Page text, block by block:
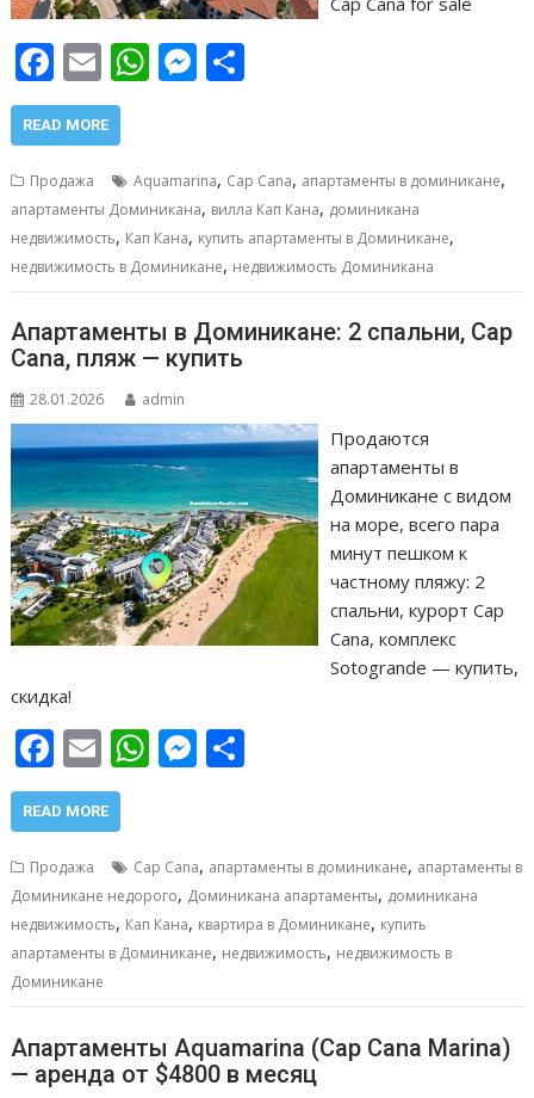
F
ac
e
b
o
o
k
E
m
ai
W
s
A
p
p
M
e
n
g
er
р
а
в
и
т
READ MORE
Продажа Aquamarina, Cap Cana, апартаменты в доминикане,
апартаменты Доминикана, вилла Кап Кана, доминикана
недвижимость, Кап Кана, купить апартаменты в Доминикане,
недвижимость в Доминикане, недвижимость Доминикана
Апартаменты в Доминикане: 2 спальни, Cap
Cana, пляж — купить
28.01.2026 admin
Продаются
апартаменты в
Доминикане с видом
на море, всего пара
минут пешком к
частному пляжу: 2
спальни, курорт Cap
Cana, комплекс
Sotogrande — купить,
скидка!
F
ac
e
b
o
o
k
E
m
ai
W
s
A
p
M
e
n
g
er
р
а
в
и
т
ь
READ MORE
Продажа Cap Cana, апартаменты в доминикане, апартаменты в
Доминикане недорого, Доминикана апартаменты, доминикана
недвижимость, Кап Кана, квартира в Доминикане, купить
апартаменты в Доминикане, недвижимость, недвижимость в
Доминикане
Апартаменты Aquamarina (Cap Cana Marina)
— аренда от $4800 в месяц